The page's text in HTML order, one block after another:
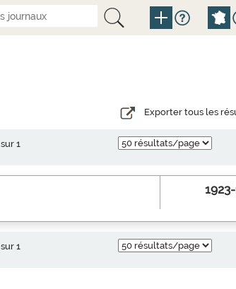
Exporter tous les
sur 1
sur 1